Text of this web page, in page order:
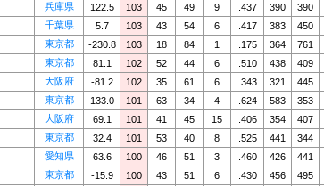
兵庫県 122.5 103 45 49 9 .437 390 390
千葉県 5.7 103 43 54 6 .417 383 450
東京都 -230.8 103 18 84 1 .175 364 761
東京都 81.1 102 52 44 6 .510 438 409
大阪府 -81.2 102 35 61 6 .343 321 445
東京都 133.0 101 63 34 4 .624 583 353
大阪府 69.1 101 41 45 15 .406 354 407
東京都 32.4 101 53 40 8 .525 441 344
愛知県 63.6 100 46 51 3 .460 426 441
東京都 -15.9 100 43 51 6 .430 456 495